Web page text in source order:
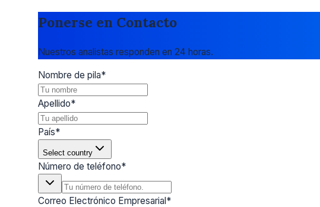
Ponerse en Contacto
Nuestros analistas responden en 24 horas.
Nombre de pila*
Apellido*
País*
Select country
Número de teléfono*
Correo Electrónico Empresarial*